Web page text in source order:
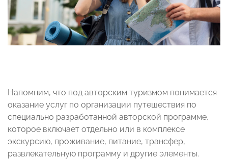
Напомним, что под авторским туризмом понимается
оказание услуг по организации путешествия по
специально разработанной авторской программе,
которое включает отдельно или в комплексе
экскурсию, проживание, питание, трансфер,
развлекательную программу и другие элементы.